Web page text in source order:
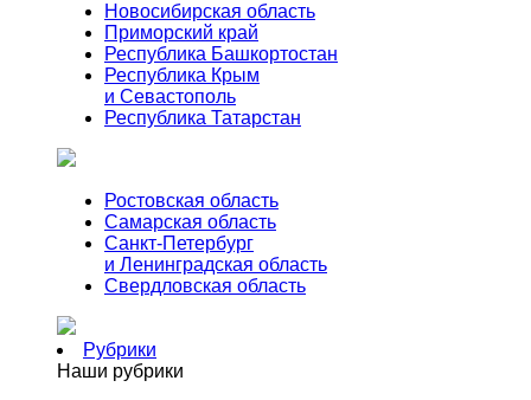
Новосибирская область
Приморский край
Республика Башкортостан
Республика Крым
и Севастополь
Республика Татарстан
Ростовская область
Самарская область
Санкт-Петербург
и Ленинградская область
Свердловская область
Рубрики
Наши рубрики